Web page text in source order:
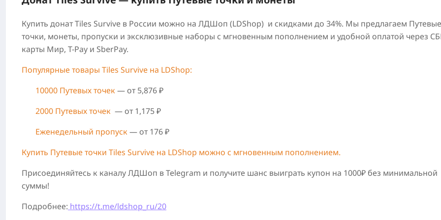
Купить донат Tiles Survive в России можно на ЛДШоп (LDShop) и скидками до 34%. Мы предлагаем Путевые
точки, монеты, пропуски и эксклюзивные наборы с мгновенным пополнением и удобной оплатой через
карты Мир, T-Pay и SberPay.
Популярные товары Tiles Survive на LDShop:
10000 Путевых точек — от 5,876 ₽
2000 Путевых точек — от 1,175 ₽
Еженедельный пропуск — от 176 ₽
Купить Путевые точки Tiles Survive на LDShop можно с мгновенным пополнением.
Присоединяйтесь к каналу ЛДШоп в Telegram и получите шанс выиграть купон на 1000₽ без минимальной
суммы!
Подробнее: https://t.me/ldshop_ru/20